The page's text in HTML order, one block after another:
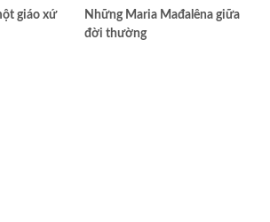
giáo xứ
Những Maria Mađalêna giữa
đời thường